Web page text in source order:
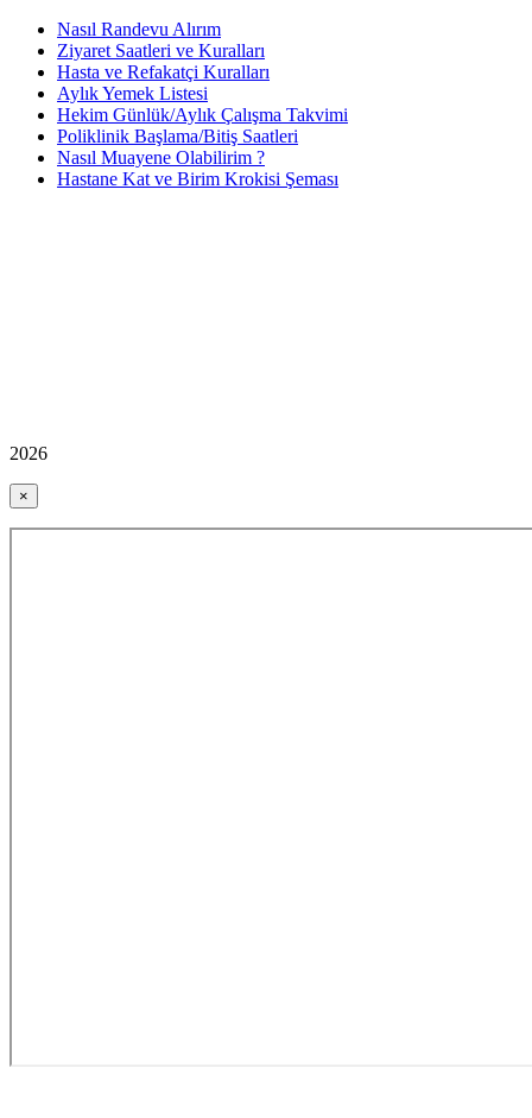
Nasıl Randevu Alırım
Ziyaret Saatleri ve Kuralları
Hasta ve Refakatçi Kuralları
Aylık Yemek Listesi
Hekim Günlük/Aylık Çalışma Takvimi
Poliklinik Başlama/Bitiş Saatleri
Nasıl Muayene Olabilirim ?
Hastane Kat ve Birim Krokisi Şeması
2026
×